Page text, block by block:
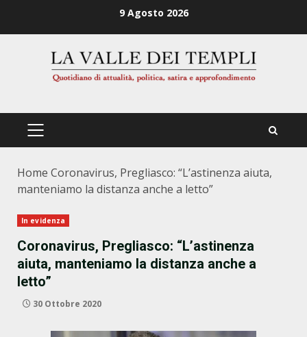
9 Agosto 2026
PRIMÄRES
Home Coronavirus, Pregliasco: “L’astinenza aiuta,
manteniamo la distanza anche a letto”
In evidenza
Coronavirus, Pregliasco: “L’astinenza
aiuta, manteniamo la distanza anche a
letto”
30 Ottobre 2020